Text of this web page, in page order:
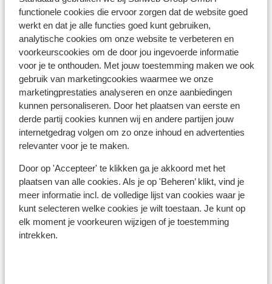
functionele cookies die ervoor zorgen dat de website goed
werkt en dat je alle functies goed kunt gebruiken,
analytische cookies om onze website te verbeteren en
voorkeurscookies om de door jou ingevoerde informatie
voor je te onthouden. Met jouw toestemming maken we ook
gebruik van marketingcookies waarmee we onze
marketingprestaties analyseren en onze aanbiedingen
kunnen personaliseren. Door het plaatsen van eerste en
derde partij cookies kunnen wij en andere partijen jouw
internetgedrag volgen om zo onze inhoud en advertenties
relevanter voor je te maken.
Door op 'Accepteer' te klikken ga je akkoord met het
plaatsen van alle cookies. Als je op 'Beheren’ klikt, vind je
meer informatie incl. de volledige lijst van cookies waar je
kunt selecteren welke cookies je wilt toestaan. Je kunt op
elk moment je voorkeuren wijzigen of je toestemming
intrekken.
Ofir
Ovar